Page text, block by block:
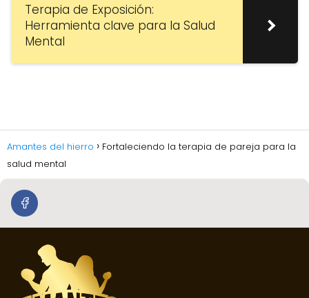
Terapia de Exposición:
Herramienta clave para la Salud
Mental
Amantes del hierro
Fortaleciendo la terapia de pareja para la
salud mental